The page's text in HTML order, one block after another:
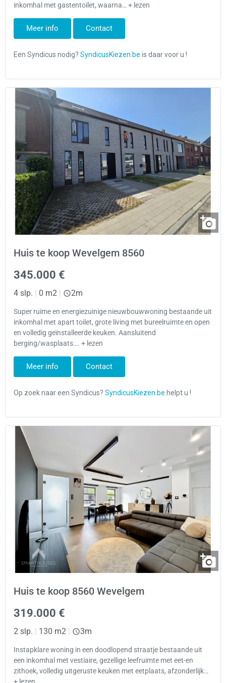
inkomhal met gastentoilet, waarna… + lezen
Meer info Contact
Huis te koop Wevelgem 8560
345.000 €
4 slp. | 0 m2 | 2m
Super ruime en energiezuinige nieuwbouwwoning bestaande uit
inkomhal met apart toilet, grote living met bureelruimte en open
en volledig geïnstalleerde keuken. Aansluitend
berging/wasplaats…. + lezen
Meer info Contact
Huis te koop 8560 Wevelgem
319.000 €
2 slp. | 130 m2 | 3m
Instapklare woning in een doodlopend straatje bestaande uit
een inkomhal met vestiaire, gezellige leefruimte met eet-en
zithoek, volledig uitgeruste keuken met eetplaats, afzonderlijk…